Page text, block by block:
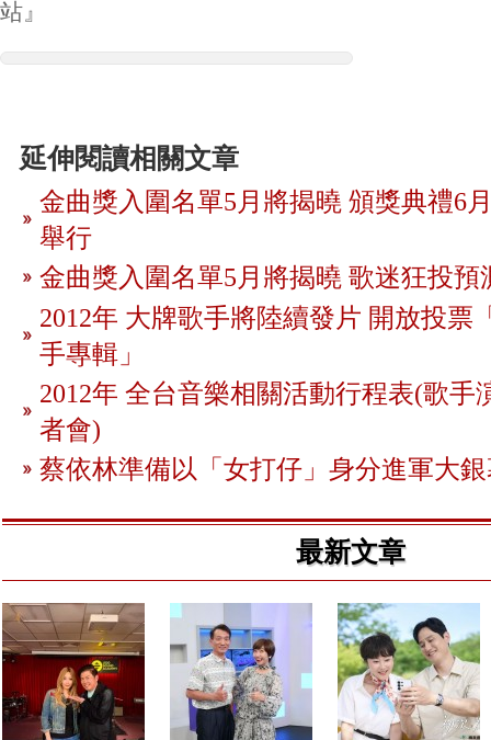
站』
延伸閱讀相關文章
金曲獎入圍名單5月將揭曉 頒獎典禮6
舉行
金曲獎入圍名單5月將揭曉 歌迷狂投預
2012年 大牌歌手將陸續發片 開放投票
手專輯」
2012年 全台音樂相關活動行程表(歌手
者會)
蔡依林準備以「女打仔」身分進軍大
最新文章